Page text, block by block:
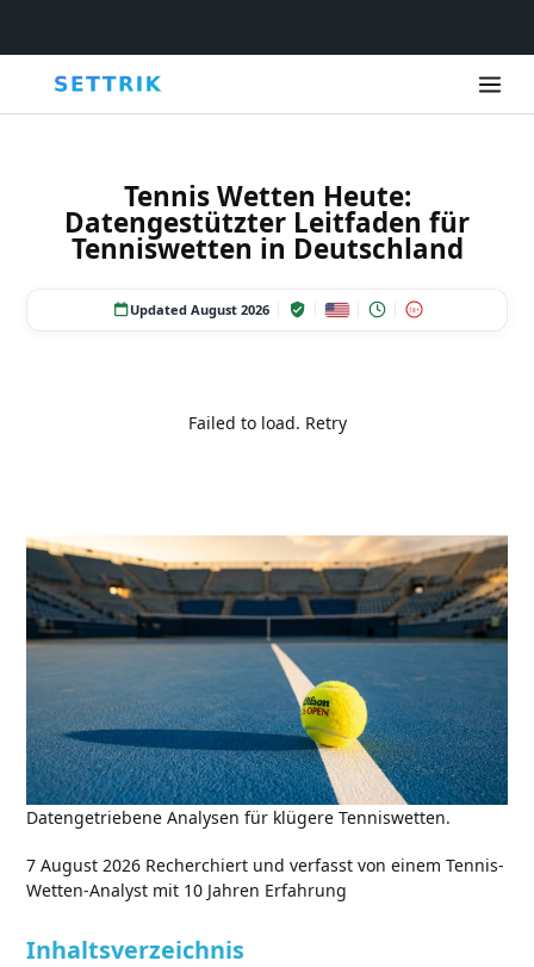
Tennis Wetten Heute:
Datengestützter Leitfaden für
Tenniswetten in Deutschland
Updated August 2026 18+
Failed to load. Retry
Datengetriebene Analysen für klügere Tenniswetten.
7 August 2026 Recherchiert und verfasst von einem Tennis-
Wetten-Analyst mit 10 Jahren Erfahrung
Inhaltsverzeichnis